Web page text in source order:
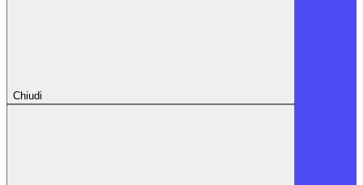
Chiudi